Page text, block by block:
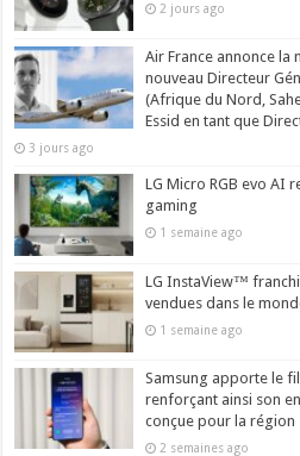
2 jours ago
Air France annonce la
nouveau Directeur
(Afrique du Nord,
Essid en tant que
3 jours ago
LG Micro RGB evo AI
gaming
1 semaine ago
LG InstaView™
vendues dans le
1 semaine ago
Samsung apporte le
renforçant ainsi son
conçue pour la région
2 semaines ago